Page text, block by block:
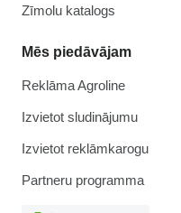
Zīmolu katalogs
Mēs piedāvājam
Reklāma Agroline
Izvietot sludinājumu
Izvietot reklāmkarogu
Partneru programma